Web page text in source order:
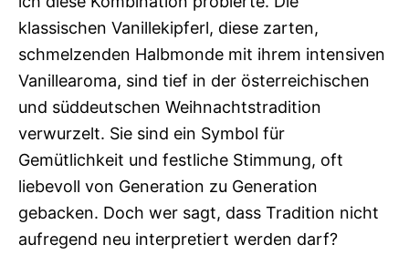
klassischen Vanillekipferl, diese zarten,
schmelzenden Halbmonde mit ihrem intensiven
Vanillearoma, sind tief in der österreichischen
und süddeutschen Weihnachtstradition
verwurzelt. Sie sind ein Symbol für
Gemütlichkeit und festliche Stimmung, oft
liebevoll von Generation zu Generation
gebacken. Doch wer sagt, dass Tradition nicht
aufregend neu interpretiert werden darf?